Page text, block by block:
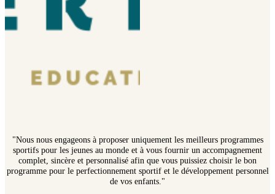
"Nous nous engageons à proposer uniquement les meilleurs programmes
sportifs pour les jeunes au monde et à vous fournir un accompagnement
complet, sincère et personnalisé afin que vous puissiez choisir le bon
programme pour le perfectionnement sportif et le développement personnel
de vos enfants."